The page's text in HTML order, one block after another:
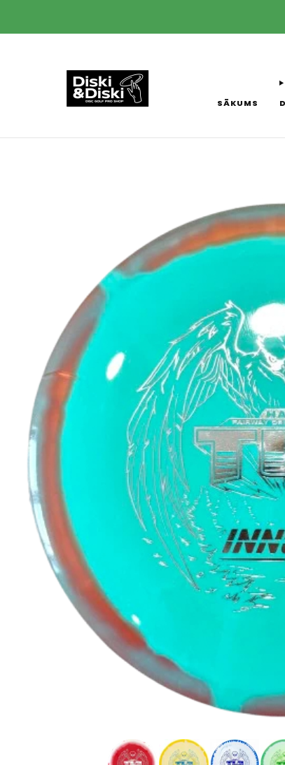
SĀKUMS